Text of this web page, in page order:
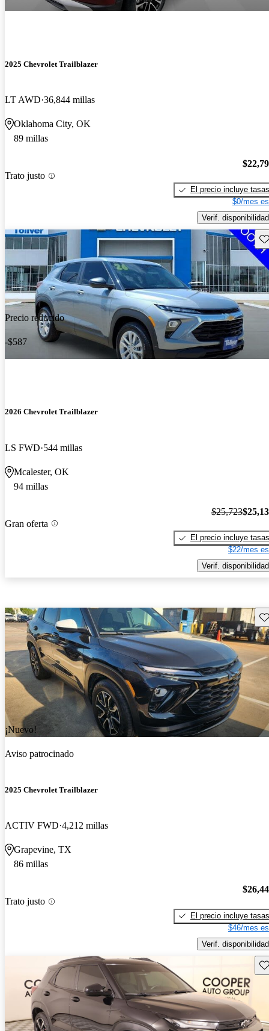
2025 Chevrolet Trailblazer
LT AWD 36,844 millas
Oklahoma City, OK
89 millas
Trato justo
El precio incluye tasas
$0/mes
Verif. disponibilidad
Precio reducido
-$587
2026 Chevrolet Trailblazer
LS FWD 544 millas
Mcalester, OK
94 millas
Gran oferta
$25,723
El precio incluye tasas
$22/mes
Verif. disponibilidad
¡Nuevo!
Aviso patrocinado
2025 Chevrolet Trailblazer
ACTIV FWD 4,212 millas
Grapevine, TX
86 millas
Trato justo
El precio incluye tasas
$46/mes
Verif. disponibilidad